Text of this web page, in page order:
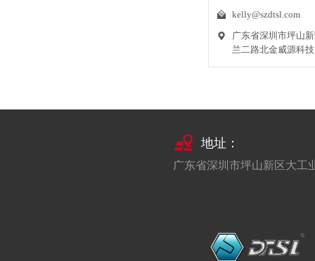
镶入螺母企业的发
一个镶入螺母企业，发展
一个维持发展的规划，该
kelly@szdtsl.com
广东省深圳市坪山
兰二路北金威源科
地址：
广东省深圳市坪山新区大工